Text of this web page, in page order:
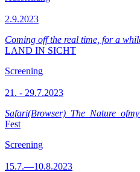
2.9.2023
Coming off the real time, for a
LAND IN SICHT
Screening
21. - 29.7.2023
Fest
Screening
15.7.—10.8.2023